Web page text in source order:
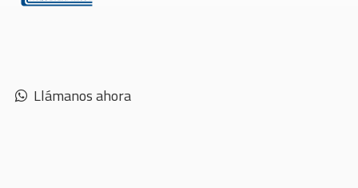
Llámanos ahora